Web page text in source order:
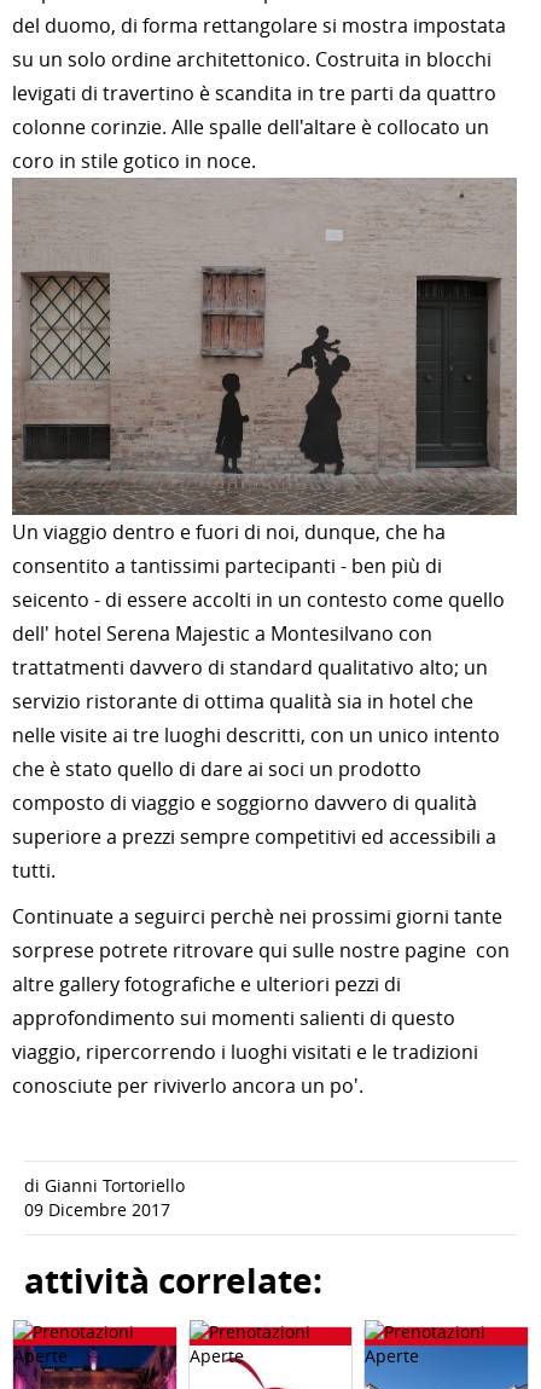
del duomo, di forma rettangolare si mostra impostata
su un solo ordine architettonico. Costruita in blocchi
levigati di travertino è scandita in tre parti da quattro
colonne corinzie. Alle spalle dell'altare è collocato un
coro in stile gotico in noce.
Un viaggio dentro e fuori di noi, dunque, che ha
consentito a tantissimi partecipanti - ben più di
seicento - di essere accolti in un contesto come quello
dell' hotel Serena Majestic a Montesilvano con
trattatmenti davvero di standard qualitativo alto; un
servizio ristorante di ottima qualità sia in hotel che
nelle visite ai tre luoghi descritti, con un unico intento
che è stato quello di dare ai soci un prodotto
composto di viaggio e soggiorno davvero di qualità
superiore a prezzi sempre competitivi ed accessibili a
tutti.
Continuate a seguirci perchè nei prossimi giorni tante
sorprese potrete ritrovare qui sulle nostre pagine con
altre gallery fotografiche e ulteriori pezzi di
approfondimento sui momenti salienti di questo
viaggio, ripercorrendo i luoghi visitati e le tradizioni
conosciute per riviverlo ancora un po'.
di Gianni Tortoriello
09 Dicembre 2017
attività correlate: